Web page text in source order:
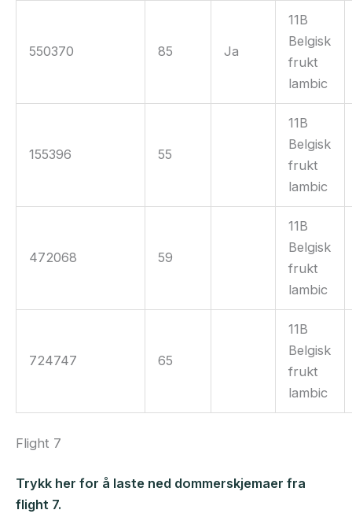
550370 85 Ja
11B
Belgisk
frukt
lambic
155396 55
11B
Belgisk
frukt
lambic
472068 59
11B
Belgisk
frukt
lambic
724747 65
11B
Belgisk
frukt
lambic
Flight 7
Trykk her for å laste ned dommerskjemaer fra
flight 7.